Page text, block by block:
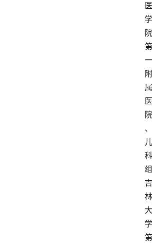
医
学
院
第
一
附
属
医
院
、
儿
科
组
吉
林
大
学
第